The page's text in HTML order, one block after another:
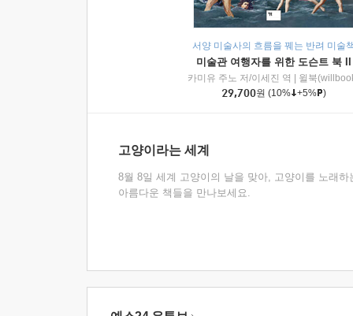
서양 미술사의 흐름을 꿰는 반려 미술
미술관 여행자를 위한 도슨트 북 II
카미유 주노 저/이세진 역
윌북
29,700원 (10% +5% )
고양이라는 세계
8월 8일 세계 고양이의 날을 맞아, 고양이를 노래하
아름다운 책들을 만나보세요.